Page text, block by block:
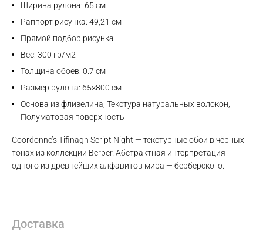
Ширина рулона: 65 см
Раппорт рисунка: 49,21 см
Прямой подбор рисунка
Вес: 300 гр/м2
Толщина обоев: 0.7 см
Размер рулона: 65×800 см
Основа из флизелина, Текстура натуральных волокон,
Полуматовая поверхность
Coordonne’s Tifinagh Script Night — текстурные обои в чёрных
тонах из коллекции Berber. Абстрактная интерпретация
одного из древнейших алфавитов мира — берберского.
Доставка